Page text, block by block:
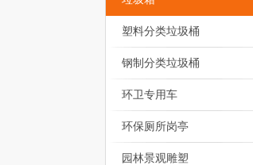
塑料分类垃圾桶
钢制分类垃圾桶
环卫专用车
环保厕所岗亭
园林景观雕塑